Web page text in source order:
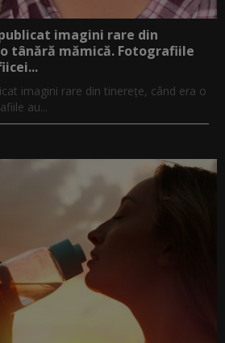
imagini rare din
tânără mămică. Fotografiile
imagini rare din tinerețe, când era o
au...